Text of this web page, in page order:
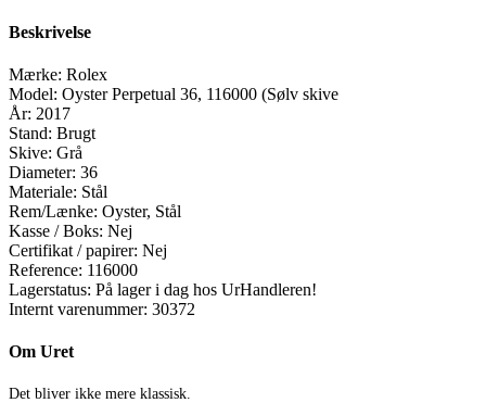
Beskrivelse
Mærke: Rolex
Model: Oyster Perpetual 36, 116000 (Sølv skive
År: 2017
Stand: Brugt
Skive: Grå
Diameter: 36
Materiale: Stål
Rem/Lænke: Oyster, Stål
Kasse / Boks: Nej
Certifikat / papirer: Nej
Reference: 116000
Lagerstatus: På lager i dag hos UrHandleren!
Internt varenummer: 30372
Om Uret
Det bliver ikke mere klassisk.